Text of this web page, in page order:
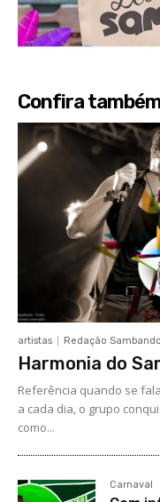
Confira
artistas Redação Sambando
Harmonia do
Referência quando se
a cada dia, o grupo
como...
Carnaval